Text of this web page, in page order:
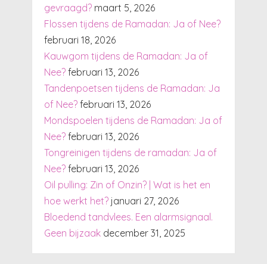
gevraagd? maart 5, 2026
Flossen tijdens de Ramadan: Ja of Nee?
februari 18, 2026
Kauwgom tijdens de Ramadan: Ja of
Nee? februari 13, 2026
Tandenpoetsen tijdens de Ramadan: Ja
of Nee? februari 13, 2026
Mondspoelen tijdens de Ramadan: Ja of
Nee? februari 13, 2026
Tongreinigen tijdens de ramadan: Ja of
Nee? februari 13, 2026
Oil pulling: Zin of Onzin? | Wat is het en
hoe werkt het? januari 27, 2026
Bloedend tandvlees. Een alarmsignaal.
Geen bijzaak december 31, 2025